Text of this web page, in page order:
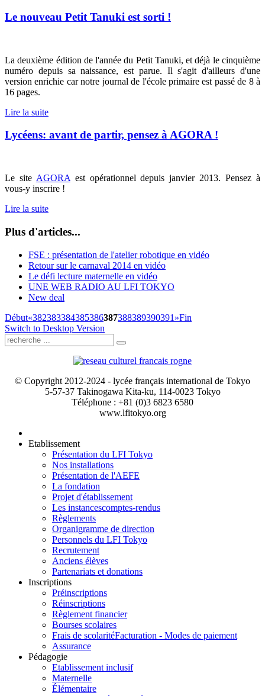
Le nouveau Petit Tanuki est sorti !
La deuxième édition de l'année du Petit Tanuki, et déjà le cinquième
numéro depuis sa naissance, est parue. Il s'agit d'ailleurs d'une
version enrichie car notre journal de l'école primaire est passé de 8 à
16 pages.
Lire la suite
Lycéens: avant de partir, pensez à AGORA !
Le site AGORA est opérationnel depuis janvier 2013. Pensez à
vous-y inscrire !
Lire la suite
Plus d'articles...
FSE : présentation de l'atelier robotique en vidéo
Retour sur le carnaval 2014 en vidéo
Le défi lecture maternelle en vidéo
UNE WEB RADIO AU LFI TOKYO
New deal
Début«382383384385386387388389390391 »Fin
Switch to Desktop Version
© Copyright 2012-2024 - lycée français international de Tokyo
5-57-37 Takinogawa Kita-ku, 114-0023 Tokyo
Téléphone : +81 (0)3 6823 6580
www.lfitokyo.org
Etablissement
Présentation du LFI Tokyo
Nos installations
Présentation de l'AEFE
La fondation
Projet d'établissement
Les instancescomptes-rendus
Règlements
Organigramme de direction
Personnels du LFI Tokyo
Recrutement
Anciens élèves
Partenariats et donations
Inscriptions
Préinscriptions
Réinscriptions
Règlement financier
Bourses scolaires
Frais de scolaritéFacturation - Modes de paiement
Assurance
Pédagogie
Etablissement inclusif
Maternelle
Élémentaire